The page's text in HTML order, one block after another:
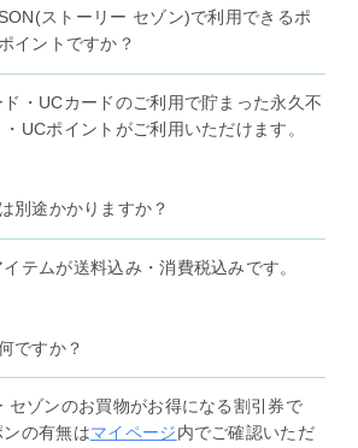
ストーリー セゾン)で利用できるポ
イントですか？
ド・UCカードのご利用で貯まった永久不
UCポイントがご利用いただけます。
別途かかりますか？
テムが送料込み・消費税込みです。
ですか？
セゾンのお買物がお得になる割引券で
の有無はマイページ内でご確認いただ